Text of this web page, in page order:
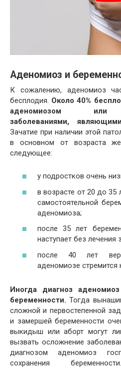
Аденомиоз и
К сожалению, аденомиоз
бесплодия. Около 40%
аденомиозом или
заболеваниями,
Зачатие при наличии этой
в основном от возраста
следующее:
у подростков очень
в возрасте от 20 до 35
самостоятельной
аденомиоза;
после 35 лет
наступает без лечения
после 40 лет
аденомиозе стремится
Иногда диагноз
беременности. Тогда
сложной и первостепенной
и замершей беременности
выкидыш или аборт могут
вызвать осложнение
диагнозом аденомиоз
сохранения